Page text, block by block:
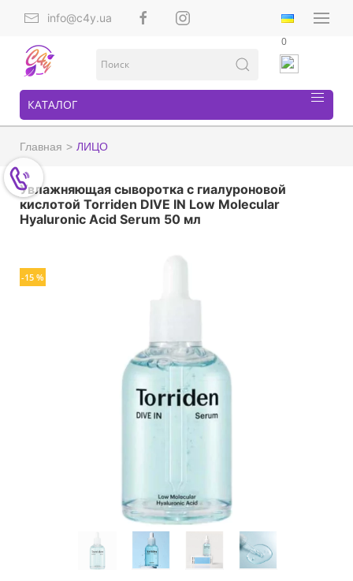
info@c4y.ua
0
КАТАЛОГ
Главная ЛИЦО
Увлажняющая сыворотка с гиалуроновой
кислотой Torriden DIVE IN Low Molecular
Hyaluronic Acid Serum 50 мл
-15 %